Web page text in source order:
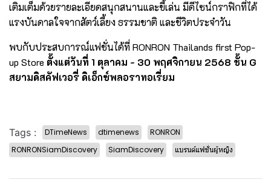
เติมเต็มด้วยรายละเอียดสนุกสนานและขี้เล่น มีดีไซน์กราฟิกที่ได้
แรงบันดาลใจจากสัตว์เลี้ยง ธรรมชาติ และชีวิตประจำวัน
พบกับประสบการณ์แฟชั่นได้ที่ RONRON Thailands first Pop-
up Store ตั้งแต่วันที่ 1 ตุลาคม - 30 พฤศจิกายน 2568 ชั้น G
สยามดิสคัฟเวอรี่ ดิเอ็กซ์พลอราทอเรี่ยม
Tags : DTimeNews dtimenews
RONRON
RONRONSiamDiscovery
SiamDiscovery แบรนด์แฟชั่นผู้หญิง